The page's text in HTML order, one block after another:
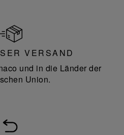
VERSAND
und in die Länder der
Union.